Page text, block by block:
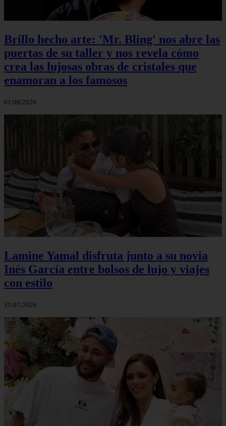
Brillo hecho arte: 'Mr. Bling' nos abre las
puertas de su taller y nos revela cómo
crea las lujosas obras de cristales que
enamoran a los famosos
01/08/2026
Lamine Yamal disfruta junto a su novia
Inés García entre bolsos de lujo y viajes
con estilo
31/07/2026